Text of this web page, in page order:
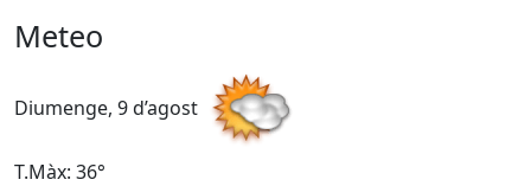
Meteo
Diumenge, 9 d’agost
T.Màx: 36°